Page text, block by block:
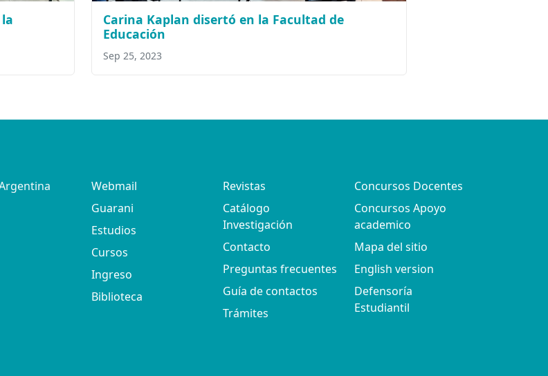
Carina Kaplan disertó en la Facultad de
Educación
Sep 25, 2023
Webmail
Guarani
Estudios
Cursos
Ingreso
Biblioteca
Revistas
Catálogo
Investigación
Contacto
Preguntas frecuentes
Guía de contactos
Trámites
Concursos Docentes
Concursos Apoyo
academico
Mapa del sitio
English version
Defensoría
Estudiantil